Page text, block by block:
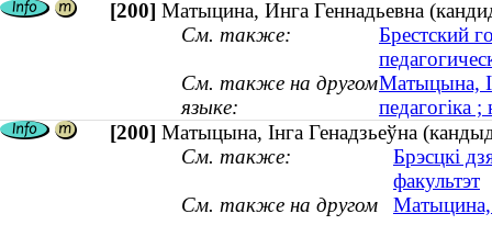
[200] Матыцина, Инга Геннадьевна
См. также:
Брестский
См. также на другом
языке:
Матыцына,
педагогіка
[200] Матыцына, Інга Генадзьеўна
См. также:
Брэсцкі
факультэт
См. также на другом
Матыцина,